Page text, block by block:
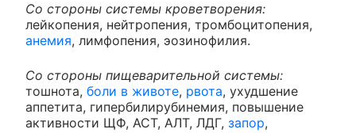
Со стороны системы кроветворения:
лейкопения, нейтропения, тромбоцитопения,
анемия, лимфопения, эозинофилия.
Со стороны пищеварительной системы:
тошнота, боли в животе, рвота, ухудшение
аппетита, гипербилирубинемия, повышение
активности ЩФ, АСТ, АЛТ, ЛДГ, запор,